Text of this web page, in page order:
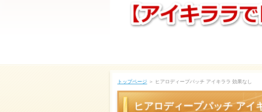
トップページ ＞ ヒアロディープパッチ アイキララ 効果なし
ヒアロディープパッチ アイ